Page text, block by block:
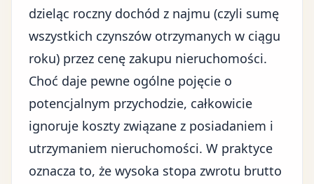
dzieląc roczny dochód z najmu (czyli sumę
wszystkich czynszów otrzymanych w ciągu
roku) przez cenę zakupu nieruchomości.
Choć daje pewne ogólne pojęcie o
potencjalnym przychodzie, całkowicie
ignoruje koszty związane z posiadaniem i
utrzymaniem nieruchomości. W praktyce
oznacza to, że wysoka stopa zwrotu brutto